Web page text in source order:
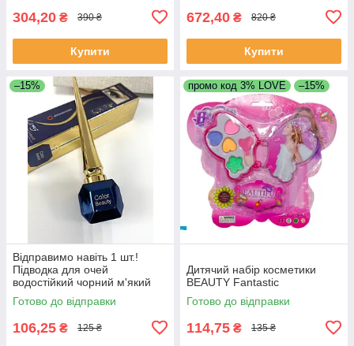
304,20 ₴ 390 ₴
Купити
672,40 ₴ 820 ₴
Купити
–15%
Відправимо навіть 1 шт.!
Підводка для очей
водостійкий чорний м'який
пензлик
Готово до відправки
106,25 ₴ 125 ₴
промо код 3% LOVE –15%
Дитячий набір косметики
BEAUTY Fantastic
Готово до відправки
114,75 ₴ 135 ₴